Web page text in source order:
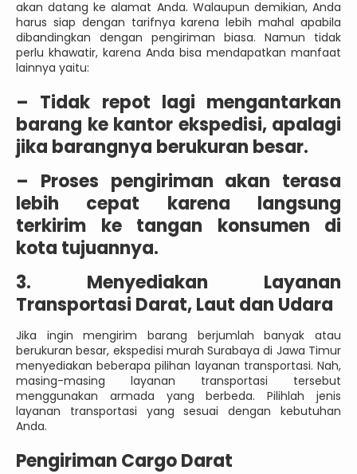
akan datang ke alamat Anda. Walaupun demikian, Anda
harus siap dengan tarifnya karena lebih mahal apabila
dibandingkan dengan pengiriman biasa. Namun tidak
perlu khawatir, karena Anda bisa mendapatkan manfaat
lainnya yaitu:
– Tidak repot lagi mengantarkan
barang ke kantor ekspedisi, apalagi
jika barangnya berukuran besar.
– Proses pengiriman akan terasa
lebih cepat karena langsung
terkirim ke tangan konsumen di
kota tujuannya.
3. Menyediakan Layanan
Transportasi Darat, Laut dan Udara
Jika ingin mengirim barang berjumlah banyak atau
berukuran besar, ekspedisi murah Surabaya di Jawa Timur
menyediakan beberapa pilihan layanan transportasi. Nah,
masing-masing layanan transportasi tersebut
menggunakan armada yang berbeda. Pilihlah jenis
layanan transportasi yang sesuai dengan kebutuhan
Anda.
Pengiriman Cargo Darat